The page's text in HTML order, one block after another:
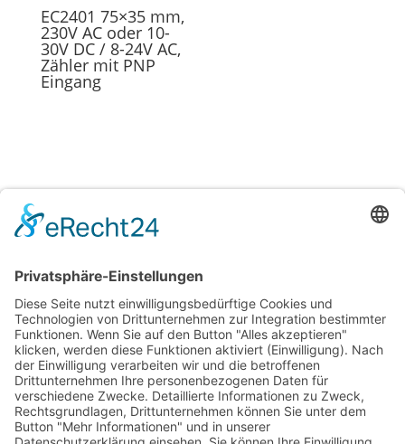
EC2401 75×35 mm,
230V AC oder 10-
30V DC / 8-24V AC,
Zähler mit PNP
Eingang
 Rufnummer
07852 4889962
 Email